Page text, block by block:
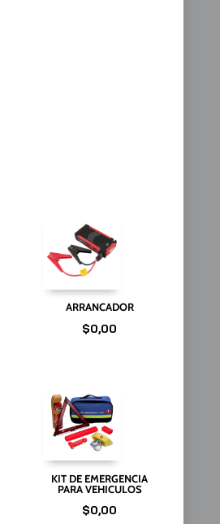
ARRANCADOR
$0,00
KIT DE EMERGENCIA
PARA VEHICULOS
$0,00